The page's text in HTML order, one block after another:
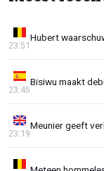
Hubert
23:51
Bisiwu maakt
23:45
Meunier geeft
23:19